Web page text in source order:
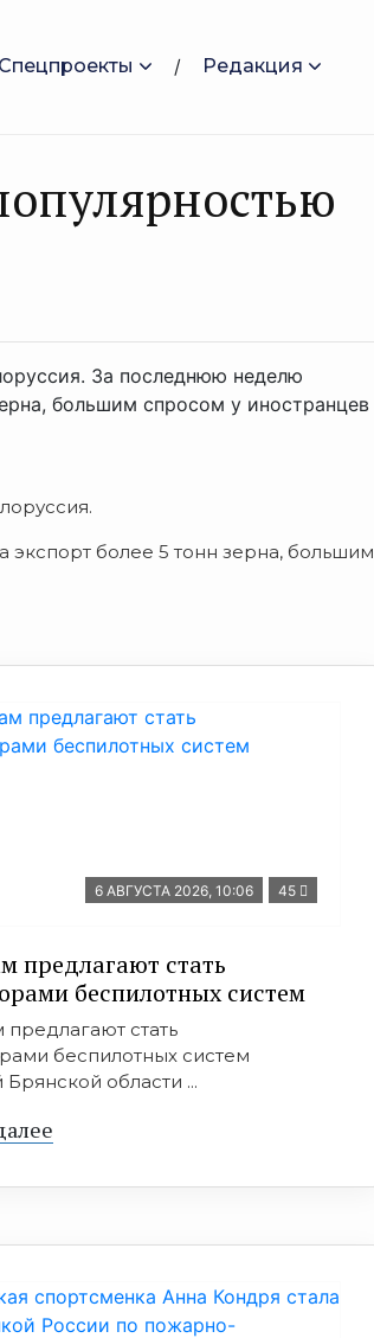
Спецпроекты Редакция
За последнюю неделю
большим спросом у иностранцев
более 5 тонн зерна, большим
6 АВГУСТА 2026, 10:06 45
предлагают стать
бeспилотных систeм
стать
бeспилотных систeм
области ...